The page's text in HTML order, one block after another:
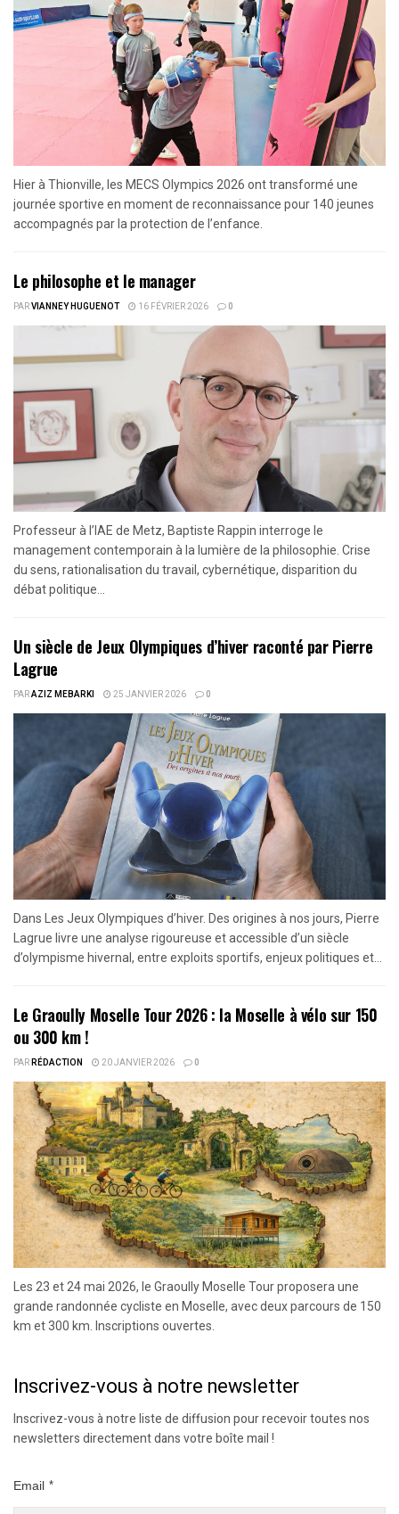
Hier à Thionville, les MECS Olympics 2026 ont transformé une
journée sportive en moment de reconnaissance pour 140 jeunes
accompagnés par la protection de l’enfance.
Le philosophe et le manager
PARVIANNEY HUGUENOT 16 FÉVRIER 2026 0
Professeur à l’IAE de Metz, Baptiste Rappin interroge le
management contemporain à la lumière de la philosophie. Crise
du sens, rationalisation du travail, cybernétique, disparition du
débat politique...
Un siècle de Jeux Olympiques d’hiver raconté par Pierre
Lagrue
PARAZIZ MEBARKI 25 JANVIER 2026 0
Dans Les Jeux Olympiques d’hiver. Des origines à nos jours, Pierre
Lagrue livre une analyse rigoureuse et accessible d’un siècle
d’olympisme hivernal, entre exploits sportifs, enjeux politiques et...
Le Graoully Moselle Tour 2026 : la Moselle à vélo sur 150
ou 300 km !
PARRÉDACTION 20 JANVIER 2026 0
Les 23 et 24 mai 2026, le Graoully Moselle Tour proposera une
grande randonnée cycliste en Moselle, avec deux parcours de 150
km et 300 km. Inscriptions ouvertes.
Inscrivez-vous à notre newsletter
Inscrivez-vous à notre liste de diffusion pour recevoir toutes nos
newsletters directement dans votre boîte mail !
Email *